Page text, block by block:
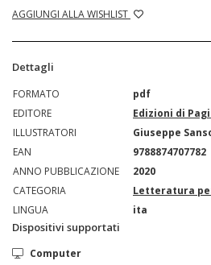
AGGIUNGI ALLA WISHLIST
Dettagli
FORMATO
pdf
EDITORE
Edizioni di
ILLUSTRATORI
Giuseppe
EAN
9788874707782
ANNO PUBBLICAZIONE
2020
CATEGORIA
Letteratura
LINGUA
ita
Dispositivi supportati
Computer